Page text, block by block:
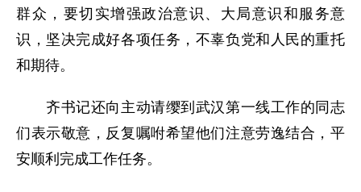
群众，要切实增强政治意识、大局意识和服务意
识，坚决完成好各项任务，不辜负党和人民的重托
和期待。
齐书记还向主动请缨到武汉第一线工作的同志
们表示敬意，反复嘱咐希望他们注意劳逸结合，平
安顺利完成工作任务。